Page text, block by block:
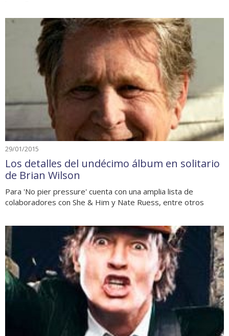
29/01/2015
Los detalles del undécimo álbum en solitario
de Brian Wilson
Para 'No pier pressure' cuenta con una amplia lista de
colaboradores con She & Him y Nate Ruess, entre otros